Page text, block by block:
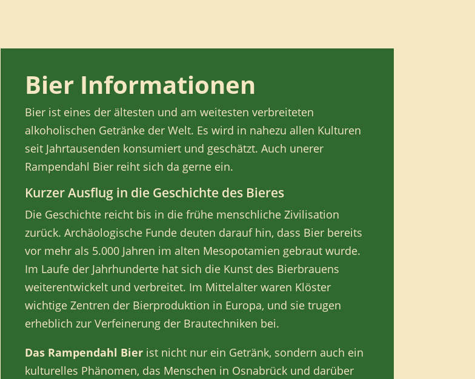
Bier Informationen
Bier ist eines der ältesten und am weitesten verbreiteten
alkoholischen Getränke der Welt. Es wird in nahezu allen Kulturen
seit Jahrtausenden konsumiert und geschätzt. Auch unerer
Rampendahl Bier reiht sich da gerne ein.
Kurzer Ausflug in die Geschichte des Bieres
Die Geschichte reicht bis in die frühe menschliche Zivilisation
zurück. Archäologische Funde deuten darauf hin, dass Bier bereits
vor mehr als 5.000 Jahren im alten Mesopotamien gebraut wurde.
Im Laufe der Jahrhunderte hat sich die Kunst des Bierbrauens
weiterentwickelt und verbreitet. Im Mittelalter waren Klöster
wichtige Zentren der Bierproduktion in Europa, und sie trugen
erheblich zur Verfeinerung der Brautechniken bei.
Das Rampendahl Bier ist nicht nur ein Getränk, sondern auch ein
kulturelles Phänomen, das Menschen in Osnabrück und darüber